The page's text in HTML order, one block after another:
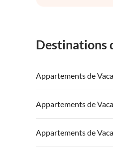
Destinations
Appartements de
Appartements de
Appartements de
Appartements de
Appartements de
Appartements de
Appartements de
Appartements de